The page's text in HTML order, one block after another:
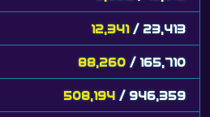
12,341 / 23,413
88,260 / 165,710
508,194 / 946,359